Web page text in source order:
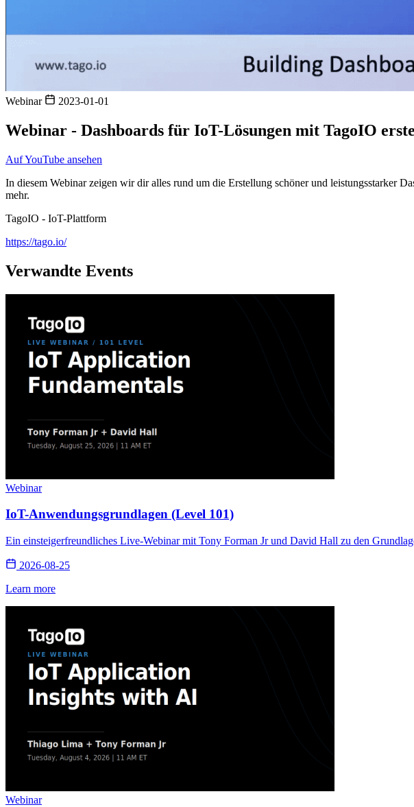
Webinar 2023-01-01
Webinar - Dashboards für IoT-Lösungen mit TagoIO
Auf YouTube ansehen
In diesem Webinar zeigen wir dir alles rund um die Erstellung schöner und leistungsstarker
mehr.
TagoIO - IoT-Plattform
https://tago.io/
Verwandte Events
Webinar
IoT-Anwendungsgrundlagen (Level 101)
Ein einsteigerfreundliches Live-Webinar mit Tony Forman Jr und David Hall zu den
2026-08-25
Learn more
Webinar